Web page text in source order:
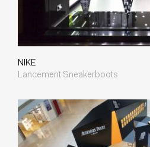
NIKE
Lancement Sneakerboots